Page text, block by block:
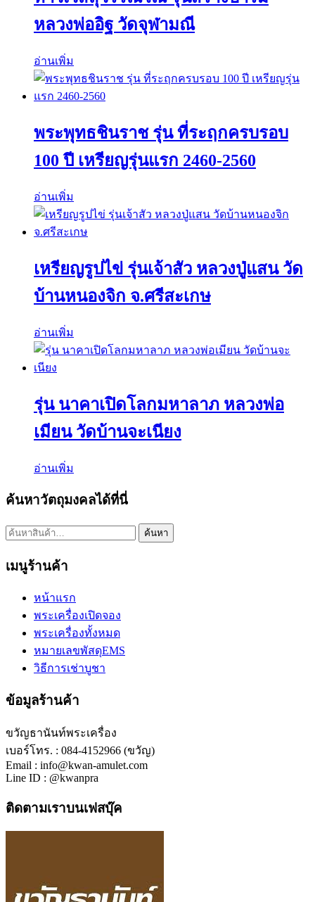
หลวงพ่ออิฐ วัดจุฬามณี
อ่านเพิ่ม
พระพุทธชินราช รุ่น ที่ระฤกครบรอบ
100 ปี เหรียญรุ่นแรก 2460-2560
อ่านเพิ่ม
เหรียญรูปไข่ รุ่นเจ้าสัว หลวงปู่แสน วัด
บ้านหนองจิก จ.ศรีสะเกษ
อ่านเพิ่ม
รุ่น นาคาเปิดโลกมหาลาภ หลวงพ่อ
เมียน วัดบ้านจะเนียง
อ่านเพิ่ม
ค้นหาวัตถุมงคลได้ที่นี่
ค้นหา: ค้นหา
เมนูร้านค้า
หน้าแรก
พระเครื่องเปิดจอง
พระเครื่องทั้งหมด
หมายเลขพัสดุEMS
วิธีการเช่าบูชา
ข้อมูลร้านค้า
ขวัญธานันท์พระเครื่อง
เบอร์โทร. : 084-4152966 (ขวัญ)
Email : info@kwan-amulet.com
Line ID : @kwanpra
ติดตามเราบนเฟสบุ๊ค